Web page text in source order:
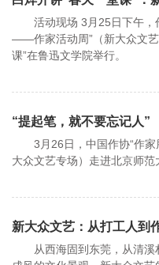
活动现场 3月25日下午，
——作家活动周”（新大众文
课”在鲁迅文学院举行。
“提起笔，就不要忘记人”
3月26日，中国作协“作家
大众文艺专场）走进北京师范
新大众文艺：从打工人到
从西海固到东莞，从清溪